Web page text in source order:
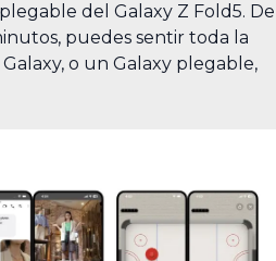
del Galaxy Z Fold5. De
puedes sentir toda la
o un Galaxy plegable,